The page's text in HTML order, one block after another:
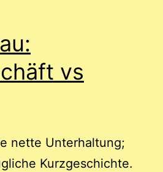
vs
nette Unterhaltung;
Kurzgeschichte.